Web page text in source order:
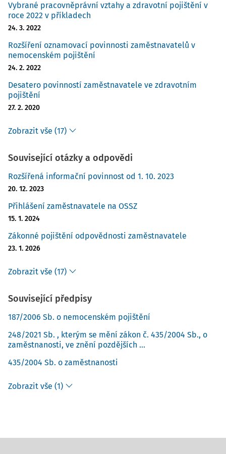
Vybrané pracovněprávní vztahy a zdravotní pojištění v
roce 2022 v příkladech
24. 3. 2022
Rozšíření oznamovací povinnosti zaměstnavatelů v
nemocenském pojištění
24. 2. 2022
Desatero povinností zaměstnavatele ve zdravotním
pojištění
27. 2. 2020
Zobrazit vše (17)
Související otázky a odpovědi
Rozšířená informační povinnost od 1. 10. 2023
20. 12. 2023
Přihlášení zaměstnavatele na OSSZ
15. 1. 2024
Zákonné pojištění odpovědnosti zaměstnavatele
23. 1. 2026
Zobrazit vše (17)
Související předpisy
187/2006 Sb. o nemocenském pojištění
248/2021 Sb. , kterým se mění zákon č. 435/2004 Sb., o
zaměstnanosti, ve znění pozdějších ...
435/2004 Sb. o zaměstnanosti
Zobrazit vše (1)